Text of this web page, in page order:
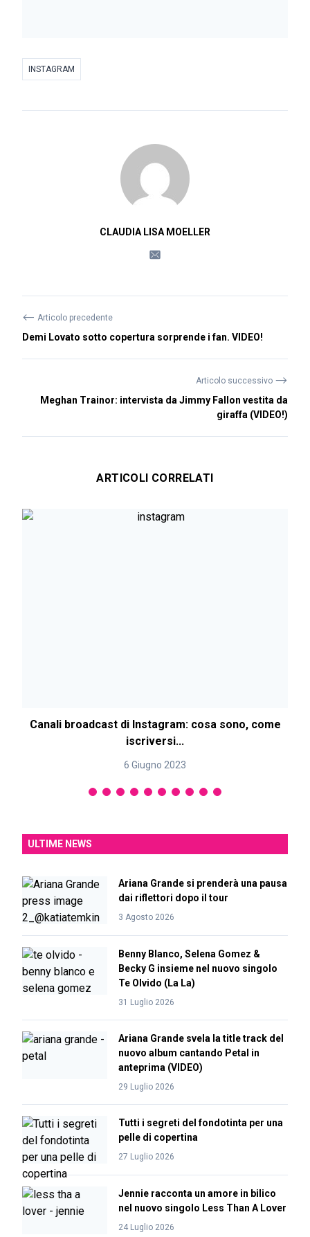
INSTAGRAM
CLAUDIA LISA MOELLER
⟵ Articolo precedente
Demi Lovato sotto copertura sorprende i fan. VIDEO!
Articolo successivo ⟶
Meghan Trainor: intervista da Jimmy Fallon vestita da
giraffa (VIDEO!)
ARTICOLI CORRELATI
Canali broadcast di Instagram: cosa sono, come
iscriversi...
6 Giugno 2023
ULTIME NEWS
Ariana Grande si prenderà una pausa
dai riflettori dopo il tour
3 Agosto 2026
Benny Blanco, Selena Gomez &
Becky G insieme nel nuovo singolo
Te Olvido (La La)
31 Luglio 2026
Ariana Grande svela la title track del
nuovo album cantando Petal in
anteprima (VIDEO)
29 Luglio 2026
Tutti i segreti del fondotinta per una
pelle di copertina
27 Luglio 2026
Jennie racconta un amore in bilico
nel nuovo singolo Less Than A Lover
24 Luglio 2026